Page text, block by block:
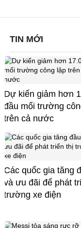
TIN MỚI
Dự kiến giảm hơn
đầu mối trường
trên cả nước
Các quốc gia tăng
và ưu đãi để phát
trường xe điện